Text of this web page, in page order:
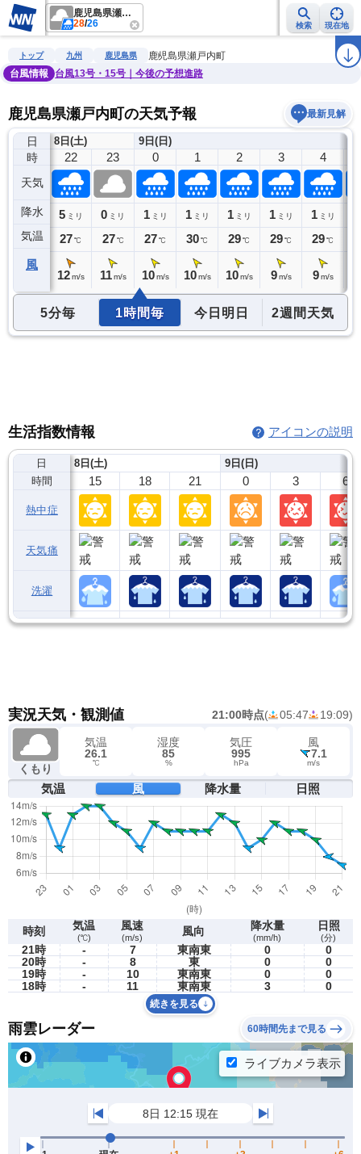
鹿児島県瀬戸内町
28/26 検索 現在地
雨雲レーダー 台風情報 地震情報 警報・注意報 ラ
トップ 九州 鹿児島県
鹿児島県瀬戸内町
台風情報
台風13号・15号｜今後の予想進路
鹿児島県瀬戸内町の天気予報 最新見解
日
時
天気
降水
気温
風
8日(土)
21
3ミリ
26℃
12
22
5 ミリ
27℃
12 m/s
23
0 ミリ
27 ℃
11 m/s
9日(日)
0
1 ミリ
27℃
10 m/s
1
1 ミリ
30℃
10 m/s
2
1 ミリ
29℃
10 m/s
3
1 ミリ
29℃
9 m/s
4
1 ミリ
29℃
9 m/s
5分毎 1時間毎 今日明日 2週間天気
生活指数情報 アイコンの説明
日
時間
熱中症
天気痛
洗濯
8日(土)
15 18 21
9日(日)
0 3 6
実況天気・観測値 21:00時点( 05:47 19:09)
くもり
気温
26.1
℃
湿度
85
%
気圧
995
hPa
風
7.1
m/s
気温 風 降水量 日照
時刻 気温
(℃)
風速
(m/s) 風向 降水量
(mm/h)
日照
(分)
21時 - 7 東南東 0
0
20時
- 8 東 0
0
19時
- 10 東南東 0
0
18時
- 11 東南東 3 0
続きを見る
雨雲レーダー 60時間先まで見る